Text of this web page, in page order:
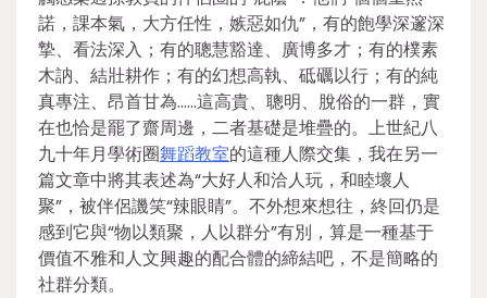
諾，課本氣，大方任性，嫉惡如仇”，有的飽學深邃深
摯、看法深入；有的聰慧豁達、廣博多才；有的樸素
木訥、結壯耕作；有的幻想高執、砥礪以行；有的純
真專注、昂首甘為……這高貴、聰明、脫俗的一群，實
在也恰是罷了齋周邊，二者基礎是堆疊的。上世紀八
九十年月學術圈舞蹈教室的這種人際交集，我在另一
篇文章中將其表述為“大好人和洽人玩，和睦壞人
聚”，被伴侶譏笑“辣眼睛”。不外想來想往，終回仍是
感到它與“物以類聚，人以群分”有別，算是一種基于
價值不雅和人文興趣的配合體的締結吧，不是簡略的
社群分類。